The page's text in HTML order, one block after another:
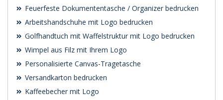
Feuerfeste Dokumententasche / Organizer bedrucken
Arbeitshandschuhe mit Logo bedrucken
Golfhandtuch mit Waffelstruktur mit Logo bedrucken
Wimpel aus Filz mit Ihrem Logo
Personalisierte Canvas-Tragetasche
Versandkarton bedrucken
Kaffeebecher mit Logo